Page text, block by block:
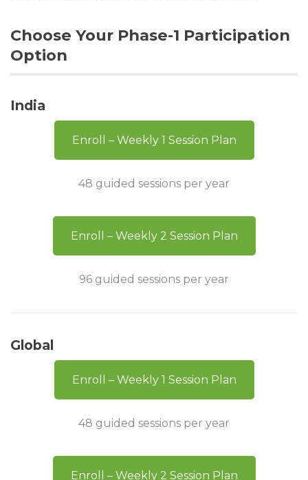
Choose Your Phase-1 Participation
Option
India
Enroll – Weekly 1 Session Plan
48 guided sessions per year
Enroll – Weekly 2 Session Plan
96 guided sessions per year
Global
Enroll – Weekly 1 Session Plan
48 guided sessions per year
Enroll – Weekly 2 Session Plan